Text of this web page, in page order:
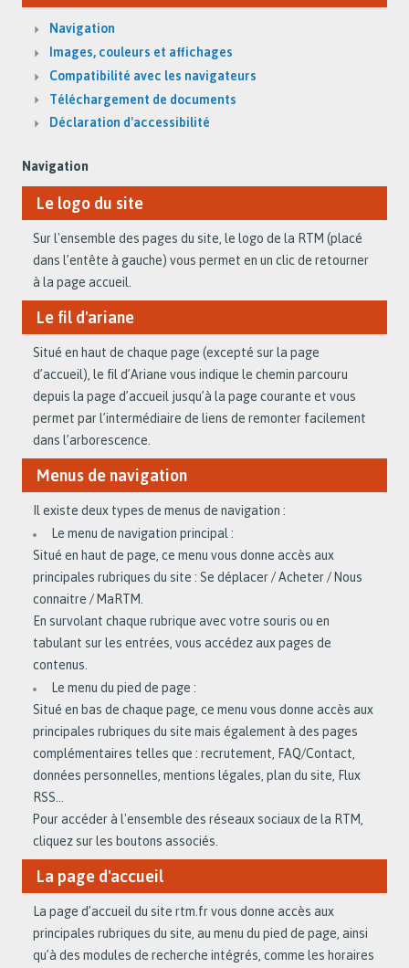
Navigation
Images, couleurs et affichages
Compatibilité avec les navigateurs
Téléchargement de documents
Déclaration d'accessibilité
Navigation
Le logo du site
Sur l'ensemble des pages du site, le logo de la RTM (placé
dans l’entête à gauche) vous permet en un clic de retourner
à la page accueil.
Le fil d'ariane
Situé en haut de chaque page (excepté sur la page
d’accueil), le fil d’Ariane vous indique le chemin parcouru
depuis la page d’accueil jusqu’à la page courante et vous
permet par l’intermédiaire de liens de remonter facilement
dans l’arborescence.
Menus de navigation
Il existe deux types de menus de navigation :
Le menu de navigation principal :
Situé en haut de page, ce menu vous donne accès aux
principales rubriques du site : Se déplacer / Acheter / Nous
connaitre / MaRTM.
En survolant chaque rubrique avec votre souris ou en
tabulant sur les entrées, vous accédez aux pages de
contenus.
Le menu du pied de page :
Situé en bas de chaque page, ce menu vous donne accès aux
principales rubriques du site mais également à des pages
complémentaires telles que : recrutement, FAQ/Contact,
données personnelles, mentions légales, plan du site, Flux
RSS…
Pour accéder à l'ensemble des réseaux sociaux de la RTM,
cliquez sur les boutons associés.
La page d'accueil
La page d’accueil du site rtm.fr vous donne accès aux
principales rubriques du site, au menu du pied de page, ainsi
qu’à des modules de recherche intégrés, comme les horaires